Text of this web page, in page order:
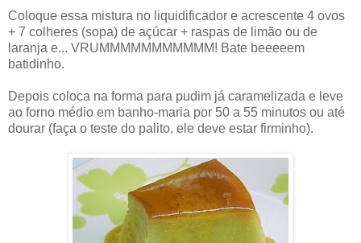
Coloque essa mistura no liquidificador e acrescente 4 ovos
+ 7 colheres (sopa) de açúcar + raspas de limão ou de
laranja e... VRUMMMMMMMMMMM! Bate beeeeem
batidinho.
Depois coloca na forma para pudim já caramelizada e leve
ao forno médio em banho-maria por 50 a 55 minutos ou até
dourar (faça o teste do palito, ele deve estar firminho).